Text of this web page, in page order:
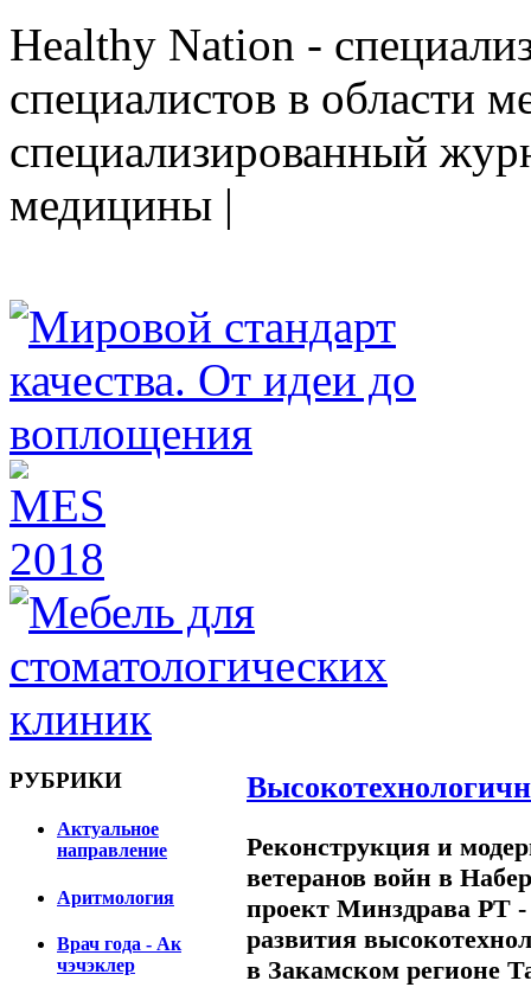
Healthy Nation -
специалистов в области
cпециализированный
медицины |
РУБРИКИ
Актуальное
направление
Аритмология
Врач года - Ак
чэчэклер
Реконструкция и
ветеранов войн в
проект Минздрава РТ
развития
в Закамском регионе